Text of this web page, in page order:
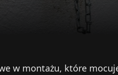
w montażu, które